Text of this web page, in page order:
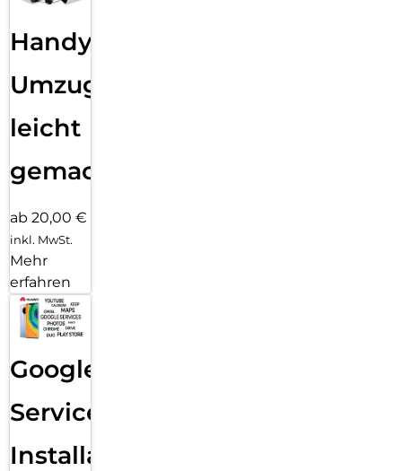
Handy
Umzug
leicht
gemacht!
ab 20,00 €
inkl. MwSt.
Mehr
erfahren
Google
Services
Installation